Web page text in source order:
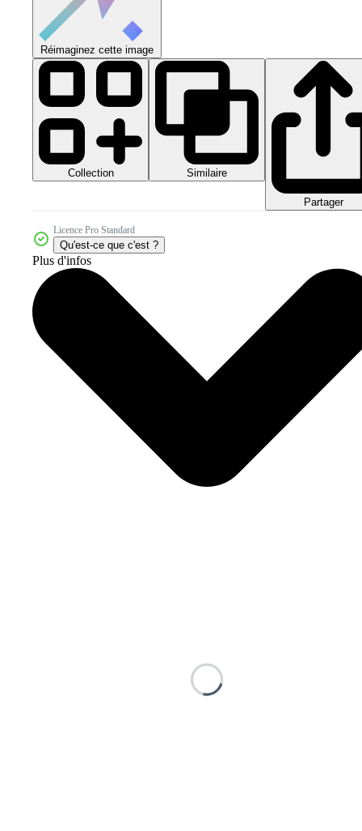
Réimaginez cette image
Collection Similaire
Partager
Licence Pro Standard
Qu'est-ce que c'est ?
Plus d'infos